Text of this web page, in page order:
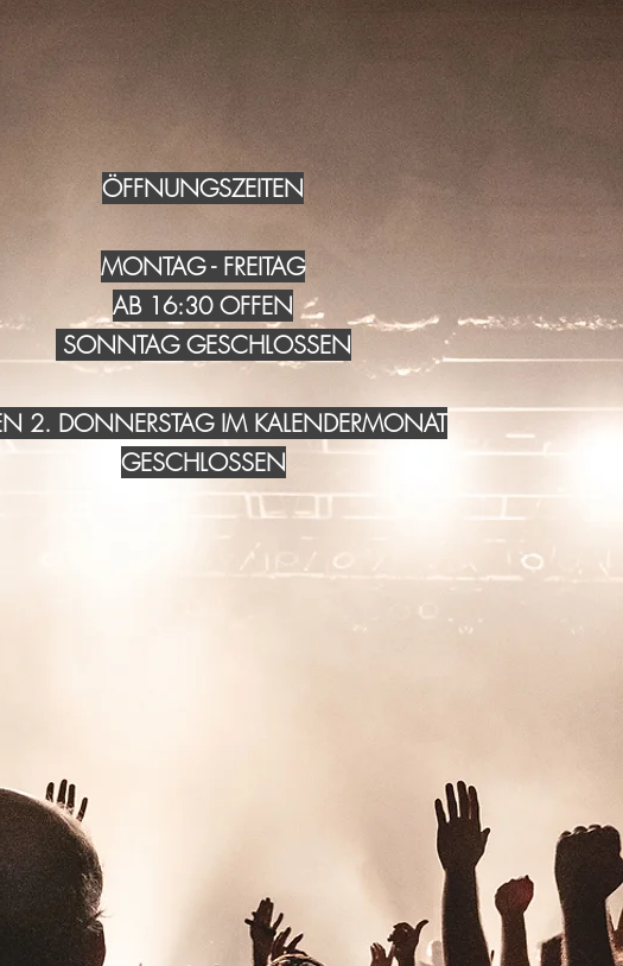
ÖFFNUNGSZEITEN
MONTAG - FREITAG
AB 16:30 OFFEN
SONNTAG GESCHLOSSEN
2. DONNERSTAG IM KALENDERMONAT
GESCHLOSSEN